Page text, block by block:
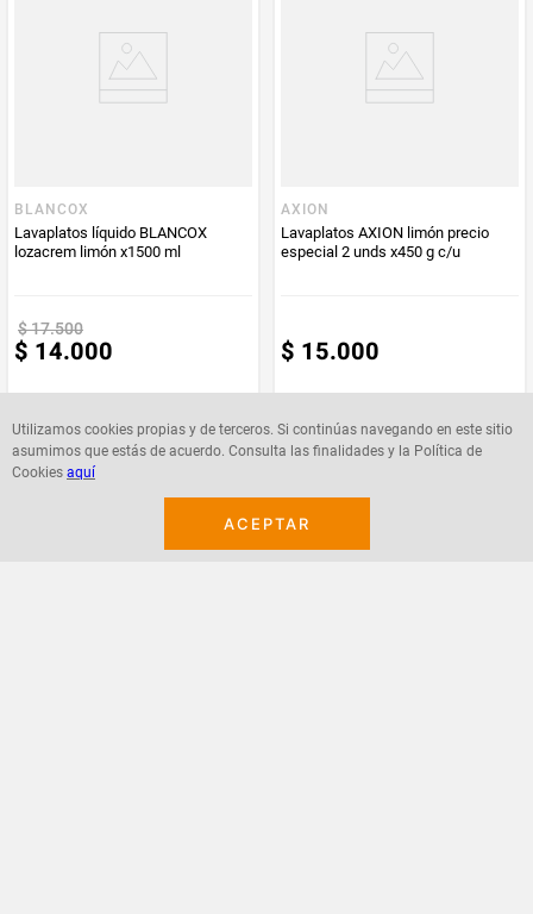
Utilizamos cookies propias y de terceros. Si continúas navegando en este sitio
asumimos que estás de acuerdo. Consulta las finalidades y la Política de
Cookies aquí
ACEPTAR
PUM - Unidad
de Medida
BLANCOX
Lavaplatos líquido BLANCOX
lozacrem limón x1500 ml
$17.500
$ 14.000
AXION
Lavaplatos AXION limón precio
especial 2 unds x450 g c/u
$ 15.000